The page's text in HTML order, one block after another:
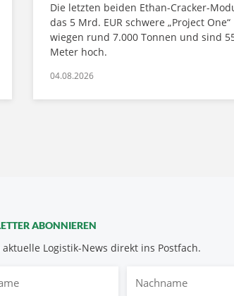
Die letzten beiden Ethan-Cracker-
das 5 Mrd. EUR schwere „Project One“
wiegen rund 7.000 Tonnen und sind
Meter hoch.
04.08.2026
ABONNIEREN
aktuelle Logistik-News direkt ins Postfach.